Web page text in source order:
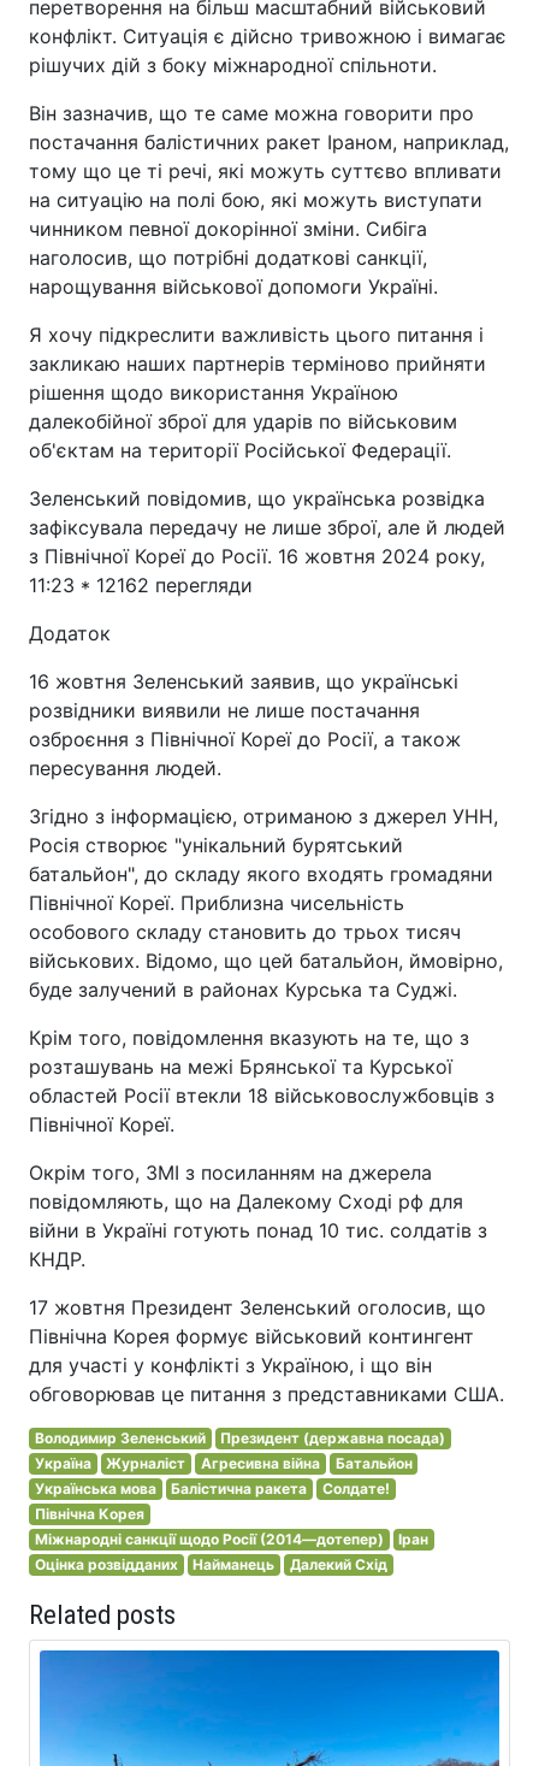
перетворення на більш масштабний військовий
конфлікт. Ситуація є дійсно тривожною і вимагає
рішучих дій з боку міжнародної спільноти.
Він зазначив, що те саме можна говорити про
постачання балістичних ракет Іраном, наприклад,
тому що це ті речі, які можуть суттєво впливати
на ситуацію на полі бою, які можуть виступати
чинником певної докорінної зміни. Сибіга
наголосив, що потрібні додаткові санкції,
нарощування військової допомоги Україні.
Я хочу підкреслити важливість цього питання і
закликаю наших партнерів терміново прийняти
рішення щодо використання Україною
далекобійної зброї для ударів по військовим
об'єктам на території Російської Федерації.
Зеленський повідомив, що українська розвідка
зафіксувала передачу не лише зброї, але й людей
з Північної Кореї до Росії. 16 жовтня 2024 року,
11:23 * 12162 перегляди
Додаток
16 жовтня Зеленський заявив, що українські
розвідники виявили не лише постачання
озброєння з Північної Кореї до Росії, а також
пересування людей.
Згідно з інформацією, отриманою з джерел УНН,
Росія створює "унікальний бурятський
батальйон", до складу якого входять громадяни
Північної Кореї. Приблизна чисельність
особового складу становить до трьох тисяч
військових. Відомо, що цей батальйон, ймовірно,
буде залучений в районах Курська та Суджі.
Крім того, повідомлення вказують на те, що з
розташувань на межі Брянської та Курської
областей Росії втекли 18 військовослужбовців з
Північної Кореї.
Окрім того, ЗМІ з посиланням на джерела
повідомляють, що на Далекому Сході рф для
війни в Україні готують понад 10 тис. солдатів з
КНДР.
17 жовтня Президент Зеленський оголосив, що
Північна Корея формує військовий контингент
для участі у конфлікті з Україною, і що він
обговорював це питання з представниками США.
Володимир Зеленський
Президент (державна посада)
Україна
Журналіст Агресивна війна
Батальйон
Українська мова
Балістична ракета
Солдате!
Північна Корея
Міжнародні санкції щодо Росії (2014—дотепер)
Іран
Оцінка розвідданих
Найманець Далекий Схід
Related posts